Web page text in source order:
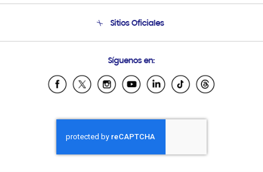
Condiciones de Compra
Soporte vía eMail
Sitios Oficiales
Samsung Ecuador
Samsung El Salvador
Samsung Honduras
Samsung Nicaragua
Samsung Panamá
Síguenos en: